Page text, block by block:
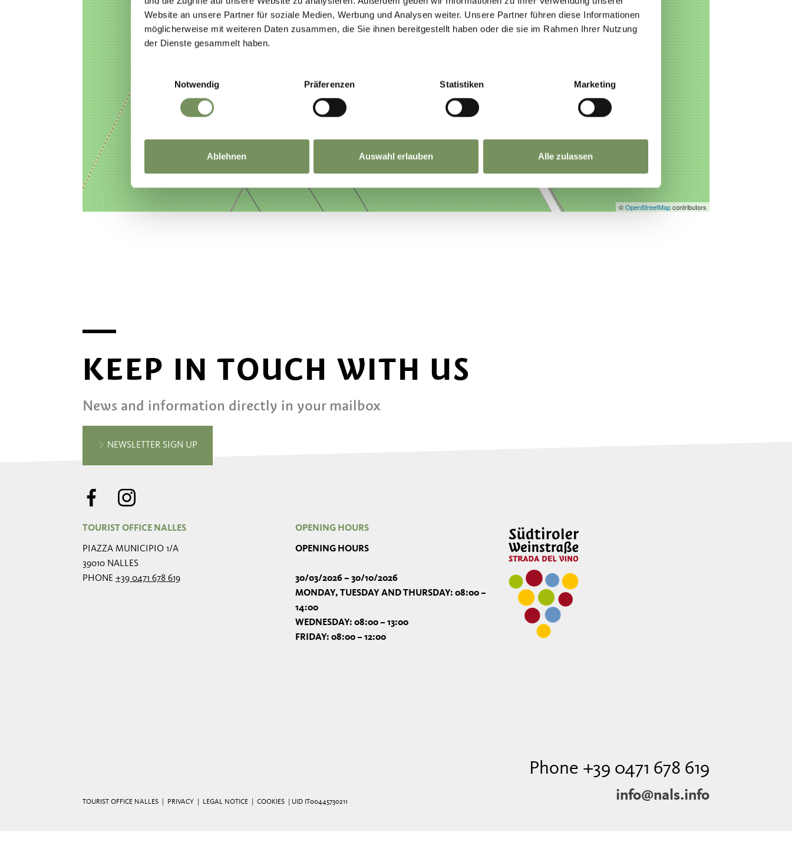
Website an unsere Partner für soziale Medien, Werbung und Analysen weiter. Unsere Partner führen diese Informationen
möglicherweise mit weiteren Daten zusammen, die Sie ihnen bereitgestellt haben oder die sie im Rahmen Ihrer Nutzung
der Dienste gesammelt haben.
Notwendig
Präferenzen Statistiken Marketing
Ablehnen Auswahl erlauben Alle zulassen
©OpenStreetMapcontributors
KEEP IN TOUCH WITH US
News and information directly in your mailbox
NEWSLETTER SIGN UP
TOURIST OFFICE NALLES
PIAZZA MUNICIPIO 1/A
39010 NALLES
PHONE +39 0471 678 619
OPENING HOURS
OPENING HOURS
30/03/2026 – 30/10/2026
MONDAY, TUESDAY AND THURSDAY: 08:00 –
14:00
WEDNESDAY: 08:00 – 13:00
FRIDAY: 08:00 – 12:00
Phone +39 0471 678 619
info@nals.info
TOURIST OFFICE NALLES | PRIVACY LEGAL NOTICE COOKIES | UID IT00445730211